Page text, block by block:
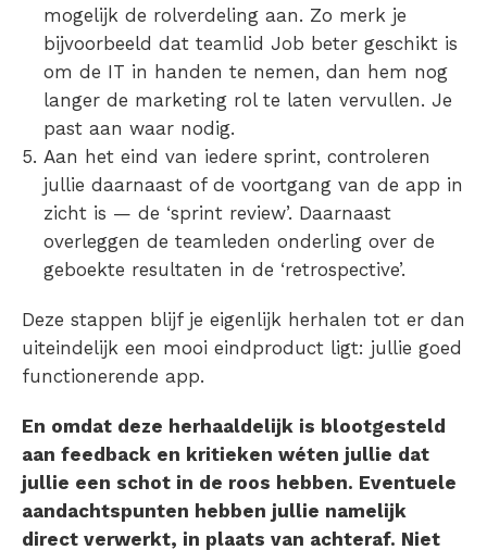
mogelijk de rolverdeling aan. Zo merk je
bijvoorbeeld dat teamlid Job beter geschikt is
om de IT in handen te nemen, dan hem nog
langer de marketing rol te laten vervullen. Je
past aan waar nodig.
Aan het eind van iedere sprint, controleren
jullie daarnaast of de voortgang van de app in
zicht is — de ‘sprint review’. Daarnaast
overleggen de teamleden onderling over de
geboekte resultaten in de ‘retrospective’.
Deze stappen blijf je eigenlijk herhalen tot er dan
uiteindelijk een mooi eindproduct ligt: jullie goed
functionerende app.
En omdat deze herhaaldelijk is blootgesteld
aan feedback en kritieken wéten jullie dat
jullie een schot in de roos hebben. Eventuele
aandachtspunten hebben jullie namelijk
direct verwerkt, in plaats van achteraf. Niet